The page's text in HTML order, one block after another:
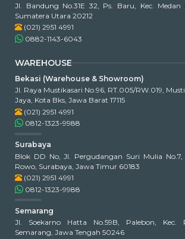
Jl. Bandung No.31E 32, Ps. Baru, Kec. Medan
Sumatera Utara 20212
(021) 2951 4991
0882-1143-6043
WAREHOUSE
Bekasi (Warehouse & Showroom)
Jl. Raya Mustikasari No.96, RT.005/RW.019,
Jaya, Kota Bks, Jawa Barat 17115
(021) 2951 4991
0812-1323-9988
Surabaya
Blok DD No, Jl. Pergudangan Suri Mulia No.7,
Rowo, Surabaya, Jawa Timur 60183
(021) 2951 4991
0812-1323-9988
Semarang
Jl. Soekarno Hatta No.59B, Palebon, Kec.
Semarang, Jawa Tengah 50246